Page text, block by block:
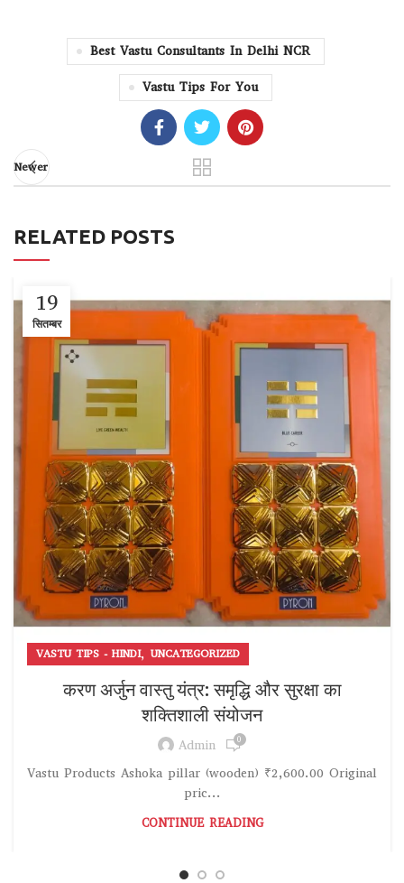
Best Vastu Consultants In Delhi NCR
Vastu Tips For You
Newer
RELATED POSTS
19
सितम्बर
VASTU TIPS - HINDI, UNCATEGORIZED
करण अर्जुन वास्तु यंत्र: समृद्धि और सुरक्षा का
शक्तिशाली संयोजन
Admin 0
Vastu Products Ashoka pillar (wooden) ₹2,600.00 Original
pric...
CONTINUE READING